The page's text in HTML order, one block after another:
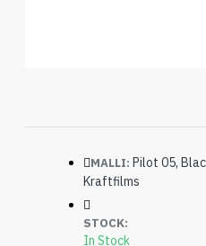
MALLI: Pilot 05,
Kraftfilms
STOCK:
In Stock